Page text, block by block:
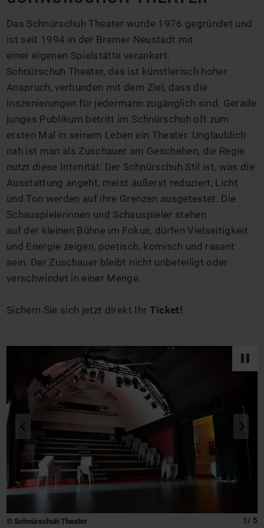
Das Schnürschuh Theater wurde 1976 gegründet und
ist seit 1994 in der Bremer Neustadt mit
einer eigenen Spielstätte verankert.
Schnürschuh Theater, das ist künstlerisch hoher
Anspruch, verbunden mit dem Ziel, dass die
Inszenierungen für jedermann zugänglich sind. Gerade
junges Publikum betritt im Schnürschuh oft zum
ersten Mal in seinem Leben ein Theater. Unglaublich
nah ist man als Zuschauer am Geschehen, die Regie
nutzt diese Intimität: Der Schnürschuh Stil ist, was die
Ausstattung angeht, meist äußerst reduziert, Licht
und Ton werden auf ihre Grenzen ausgetestet. Die
Schauspielerinnen und Schauspieler stehen
auf der kleinen Bühne im Fokus, dürfen Vielseitigkeit
und Energie zeigen, poetisch, komisch und rasant
sein. Der Zuschauer bleibt nicht unbeteiligt oder
verschwindet in einer Menge.
Sichern Sie sich jetzt direkt Ihr Ticket!
1 / 5
© Schnürschuh Theater
vor